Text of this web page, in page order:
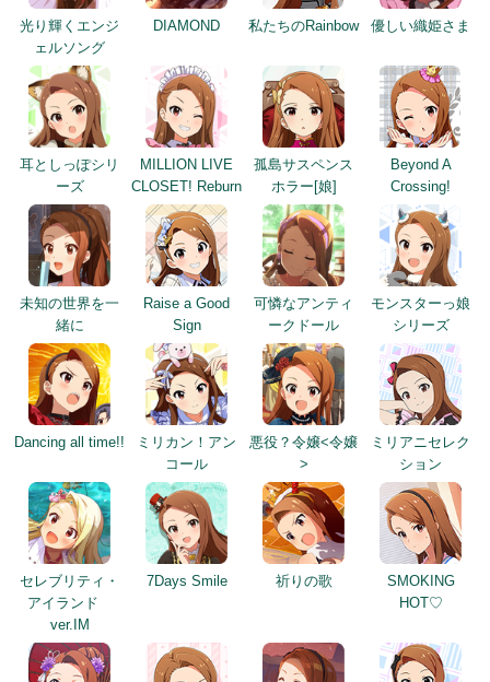
光り輝くエンジ
ェルソング
DIAMOND 私たちのRainbow 優しい織姫さま
耳としっぽシリ
ーズ
MILLION LIVE
CLOSET! Reburn
孤島サスペンス
ホラー[娘]
Beyond A
Crossing!
未知の世界を一
緒に
Raise a Good
Sign
可憐なアンティ
ークドール
モンスターっ娘
シリーズ
Dancing all time!!
ミリカン！アン
コール
悪役？令嬢<令嬢
>
ミリアニセレク
ション
セレブリティ・
アイランド
ver.IM
7Days Smile 祈りの歌
SMOKING
HOT♡